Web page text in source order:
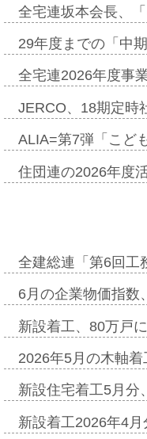
全宅連坂本会長、
29年度までの「中
全宅連2026年度事
JERCO、18期定時
ALIA=第7弾「こど
住団連の2026年度
全建総連「第6回
6月の企業物価指
新設着工、80万戸
2026年5月の木軸
新設住宅着工5月
新設着工2026年4